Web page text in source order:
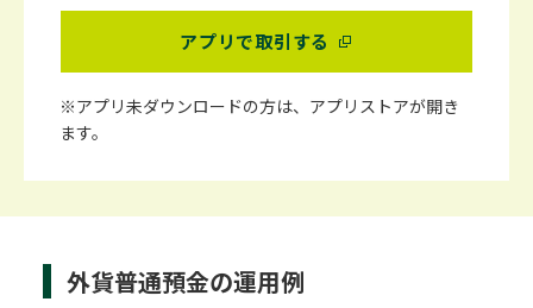
アプリで取引する
※アプリ未ダウンロードの方は、アプリストアが開き
ます。
外貨普通預金の運用例